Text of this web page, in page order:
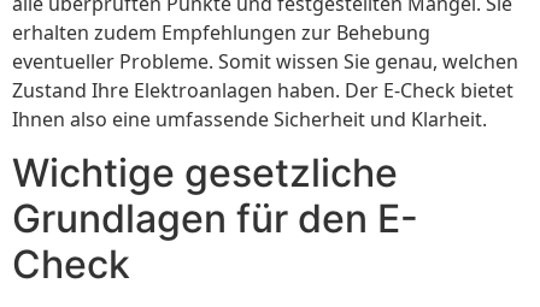
erhalten zudem Empfehlungen zur Behebung
eventueller Probleme. Somit wissen Sie genau, welchen
Zustand Ihre Elektroanlagen haben. Der E-Check bietet
Ihnen also eine umfassende Sicherheit und Klarheit.
Wichtige gesetzliche
Grundlagen für den E-
Check